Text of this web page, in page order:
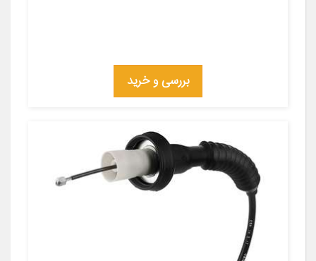
بررسی و خرید